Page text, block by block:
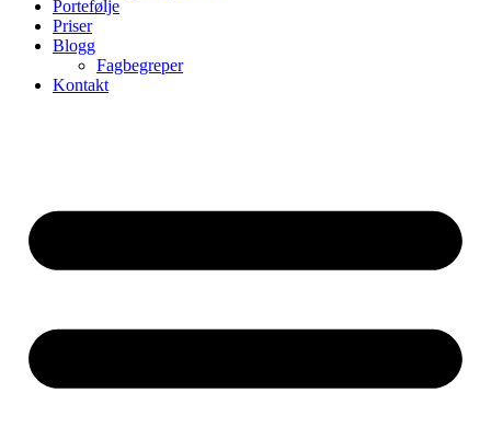
Portefølje
Priser
Blogg
Fagbegreper
Kontakt